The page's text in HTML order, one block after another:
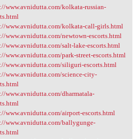
www.avnidutta.com
www.avnidutta.com/kolkata-russian-
www.avnidutta.com/kolkata-call-girls.html
www.avnidutta.com/newtown-escorts.html
www.avnidutta.com/salt-lake-escorts.html
www.avnidutta.com/park-street-escorts.html
www.avnidutta.com/siliguri-escorts.html
www.avnidutta.com/science-city-
www.avnidutta.com/dharmatala-
www.avnidutta.com/airport-escorts.html
www.avnidutta.com/ballygunge-